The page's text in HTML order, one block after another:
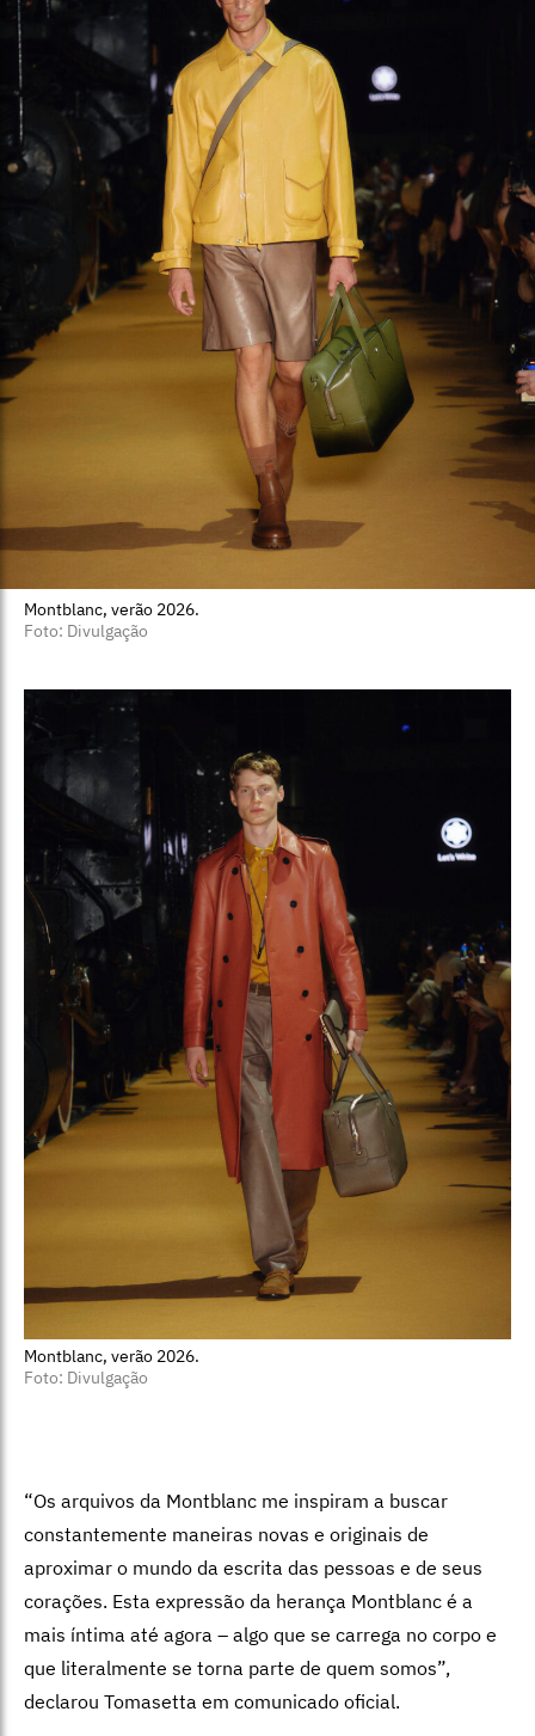
Montblanc, verão 2026.
Foto: Divulgação
Montblanc, verão 2026.
Foto: Divulgação
“Os arquivos da Montblanc me inspiram a buscar
constantemente maneiras novas e originais de
aproximar o mundo da escrita das pessoas e de seus
corações. Esta expressão da herança Montblanc é a
mais íntima até agora – algo que se carrega no corpo e
que literalmente se torna parte de quem somos”,
declarou Tomasetta em comunicado oficial.